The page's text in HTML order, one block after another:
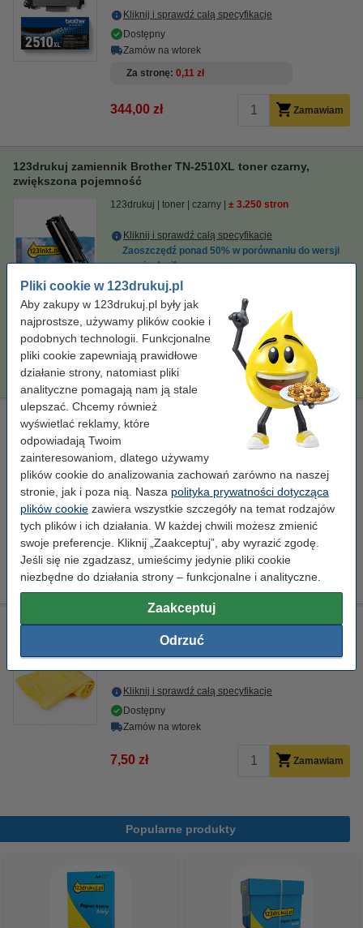
Pliki cookie w 123drukuj.pl
Aby zakupy w 123drukuj.pl były jak
najprostsze, używamy plików cookie i
podobnych technologii. Funkcjonalne
pliki cookie zapewniają prawidłowe
działanie strony, natomiast pliki
analityczne pomagają nam ją stale
ulepszać. Chcemy również
wyświetlać reklamy, które
odpowiadają Twoim
zainteresowaniom, dlatego używamy
plików cookie do analizowania zachowań zarówno na naszej
stronie, jak i poza nią. Nasza polityka prywatności dotycząca
plików cookie zawiera wszystkie szczegóły na temat rodzajów
tych plików i ich działania. W każdej chwili możesz zmienić
swoje preferencje. Kliknij „Zaakceptuj”, aby wyrazić zgodę.
Jeśli się nie zgadzasz, umieścimy jedynie pliki cookie
niezbędne do działania strony – funkcjonalne i analityczne.
Zaakceptuj
Odrzuć
Kliknij i sprawdź całą specyfikacje
Dostępny
Zamów na wtorek
Za stronę 0,11 zł
344,00 zł Zamawiam
123drukuj zamiennik Brother TN-2510XL toner czarny,
zwiększona pojemność
123drukuj toner czarny ± 3.250 stron
Kliknij i sprawdź całą specyfikacje
Zaoszczędź ponad 50% w porównaniu do wersji
oryginalnej!
Dostępny
Zamów na wtorek
Za stronę 0,06 zł
179,00 zł Zamawiam
Brother DR-2510 bęben / drum, oryginalny
standard ± 15.000 stron DR2510
Kliknij i sprawdź całą specyfikacje
Dostępny
Zamów na wtorek
Za stronę 0,03 zł
395,00 zł
Ściereczka do czyszczenia drukarki laserowej
ściereczka do czyszczenia
999058
Kliknij i sprawdź całą specyfikacje
Dostępny
Zamów na wtorek
7,50 zł Zamawiam
Popularne produkty